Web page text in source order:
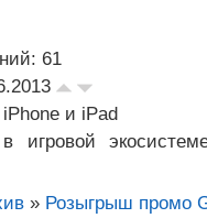
61
и iPad
игровой
» Розыгрыш промо